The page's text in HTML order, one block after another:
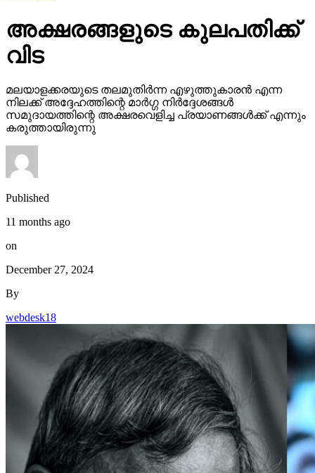
അക്ഷരങ്ങളുടെ കുലപതിക്ക്
വിട
മലയാളക്കരയുടെ തലമുതിര്‍ന്ന എഴുത്തുകാരന്‍ എന്ന
നിലക്ക് അദ്ദേഹത്തിന്റെ മാര്‍ഗ്ഗ നിര്‍ദ്ദേശങ്ങള്‍
സമുദായത്തിന്റെ അക്ഷരവെളിച്ച പ്രയാണങ്ങള്‍ക്ക് എന്നും
കരുത്തായിരുന്നു
Published
11 months ago
on
December 27, 2024
By
webdesk18